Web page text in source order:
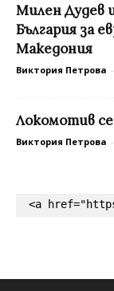
Милен Дудев
България за
Македония
Виктория Петрова -
Локомотив
Виктория Петрова -
<a